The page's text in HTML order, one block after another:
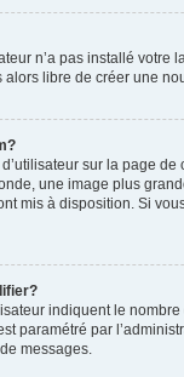
n’a pas installé
libre de créer une
sur la page
une image plus
mis à disposition. Si
indiquent le
paramétré par
messages.